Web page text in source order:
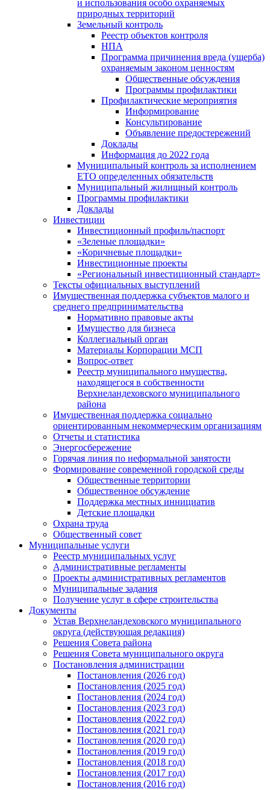
и использования особо охраняемых
природных территорий
Земельный контроль
Реестр объектов контроля
НПА
Программа причинения вреда (ущерба)
охраняемым законом ценностям
Общественные обсуждения
Программы профилактики
Профилактические мероприятия
Информирование
Консультирование
Объявление предостережений
Доклады
Информация до 2022 года
Муниципальный контроль за исполнением
ЕТО определенных обязательств
Муниципальный жилищный контроль
Программы профилактики
Доклады
Инвестиции
Инвестиционный профиль/паспорт
«Зеленые площадки»
«Коричневые площадки»
Инвестиционные проекты
«Региональный инвестиционный стандарт»
Тексты официальных выступлений
Имущественная поддержка субъектов малого и
среднего предпринимательства
Нормативно правовые акты
Имущество для бизнеса
Коллегиальный орган
Материалы Корпорации МСП
Вопрос-ответ
Реестр муниципального имущества,
находящегося в собственности
Верхнеландеховского муниципального
района
Имущественная поддержка социально
ориентированным некоммерческим организациям
Отчеты и статистика
Энергосбережение
Горячая линия по неформальной занятости
Формирование современной городской среды
Общественные территории
Общественное обсуждение
Поддержка местных иннициатив
Детские площадки
Охрана труда
Общественный совет
Муниципальные услуги
Реестр муниципальных услуг
Административные регламенты
Проекты административных регламентов
Муниципальные задания
Получение услуг в сфере строительства
Документы
Устав Верхнеландеховского муниципального
округа (действующая редакция)
Решения Совета района
Решения Совета муниципального округа
Постановления администрации
Постановления (2026 год)
Постановления (2025 год)
Постановления (2024 год)
Постановления (2023 год)
Постановления (2022 год)
Постановления (2021 год)
Постановления (2020 год)
Постановления (2019 год)
Постановления (2018 год)
Постановления (2017 год)
Постановления (2016 год)